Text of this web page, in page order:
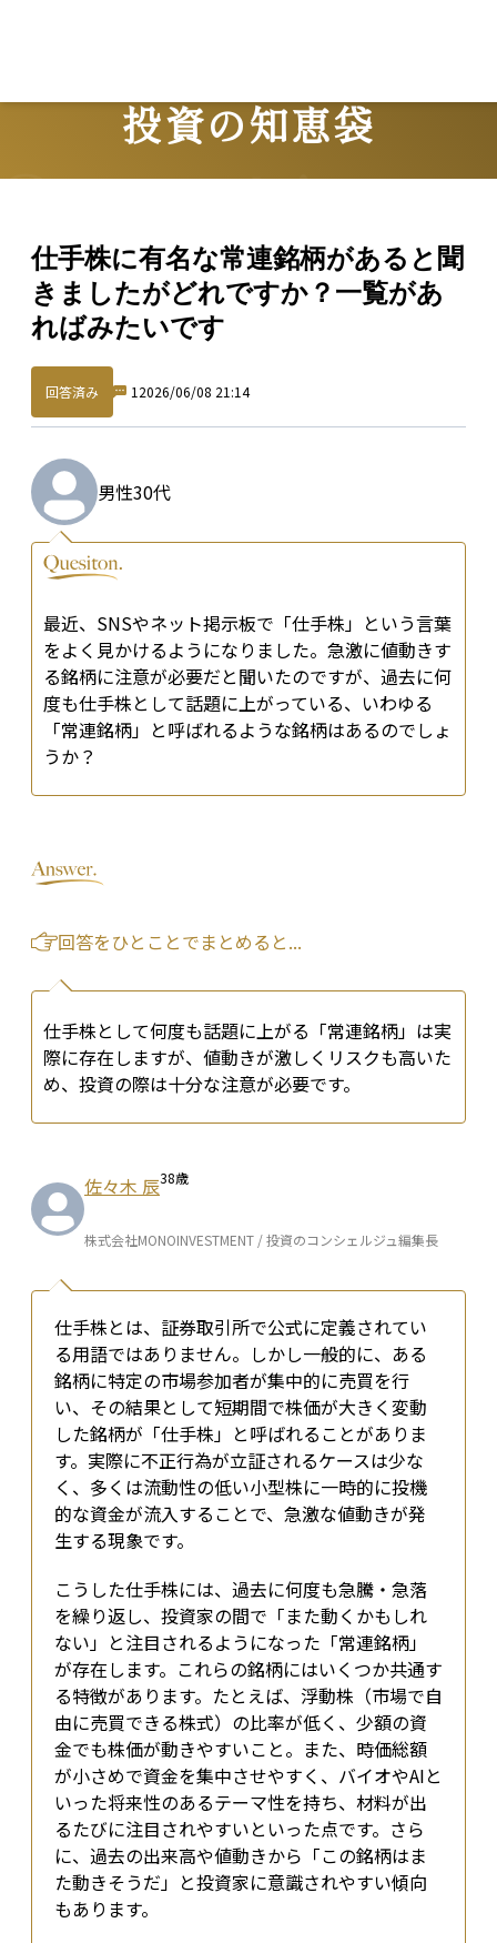
投資の知恵袋
仕手株に有名な常連銘柄があると聞
きましたがどれですか？一覧があ
ればみたいです
回答済み 1 2026/06/08 21:14
男性30代
最近、SNSやネット掲示板で「仕手株」という言葉
をよく見かけるようになりました。急激に値動きす
る銘柄に注意が必要だと聞いたのですが、過去に何
度も仕手株として話題に上がっている、いわゆる
「常連銘柄」と呼ばれるような銘柄はあるのでしょ
うか？
回答をひとことでまとめると...
仕手株として何度も話題に上がる「常連銘柄」は実
際に存在しますが、値動きが激しくリスクも高いた
め、投資の際は十分な注意が必要です。
佐々木 辰38歳
株式会社MONOINVESTMENT / 投資のコンシェルジュ編集長
仕手株とは、証券取引所で公式に定義されてい
る用語ではありません。しかし一般的に、ある
銘柄に特定の市場参加者が集中的に売買を行
い、その結果として短期間で株価が大きく変動
した銘柄が「仕手株」と呼ばれることがありま
す。実際に不正行為が立証されるケースは少な
く、多くは流動性の低い小型株に一時的に投機
的な資金が流入することで、急激な値動きが発
生する現象です。
こうした仕手株には、過去に何度も急騰・急落
を繰り返し、投資家の間で「また動くかもしれ
ない」と注目されるようになった「常連銘柄」
が存在します。これらの銘柄にはいくつか共通す
る特徴があります。たとえば、浮動株（市場で自
由に売買できる株式）の比率が低く、少額の資
金でも株価が動きやすいこと。また、時価総額
が小さめで資金を集中させやすく、バイオやAIと
いった将来性のあるテーマ性を持ち、材料が出
るたびに注目されやすいといった点です。さら
に、過去の出来高や値動きから「この銘柄はま
た動きそうだ」と投資家に意識されやすい傾向
もあります。